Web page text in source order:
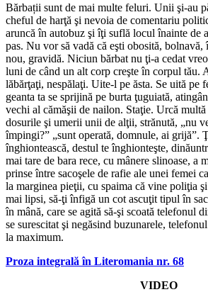
Bărbații sunt de mai multe feluri. Unii şi-au
cheful de harţă şi nevoia de comentariu
aruncă în autobuz şi îţi suflă locul înainte de
pas. Nu vor să vadă că eşti obosită, bolnavă,
nou, gravidă. Niciun bărbat nu ţi-a cedat
luni de când un alt corp creşte în corpul tău.
lăbărţaţi, nespălaţi. Uite-l pe ăsta. Se uită pe
geanta ta se sprijină pe burta ţuguiată,
vechi al cămăşii de nailon. Staţie. Urcă
dosurile şi umerii unii de alţii, strănută, „nu
împingi?” „sunt operată, domnule, ai grijă”.
înghiontească, destul te înghionteşte,
mai tare de bara rece, cu mânere slinoase, a
prinse între sacoşele de rafie ale unei femei
la marginea pieţii, cu spaima că vine poliţia
mai lipsi, să-ţi înfigă un cot ascuţit tipul în
în mână, care se agită să-şi scoată telefonul
se surescitat şi negăsind buzunarele,
la maximum.
Proza integrală în Literomania nr. 68
VIDEO